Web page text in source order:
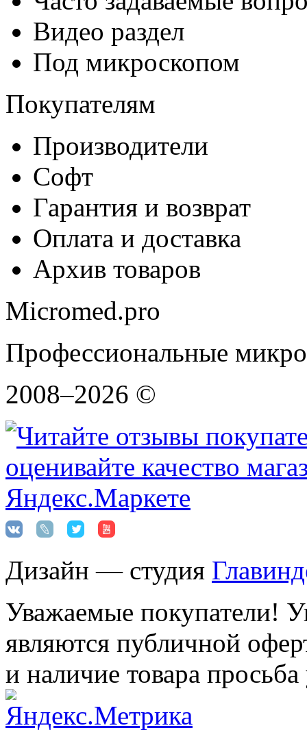
Видео раздел
Под микроскопом
Покупателям
Производители
Софт
Гарантия и возврат
Оплата и доставка
Архив товаров
Micromed.pro
Профессиональные
2008–2026 ©
Дизайн — студия
Уважаемые покупатели!
являются публичной
и наличие товара